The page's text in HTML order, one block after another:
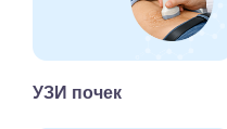
УЗИ почек